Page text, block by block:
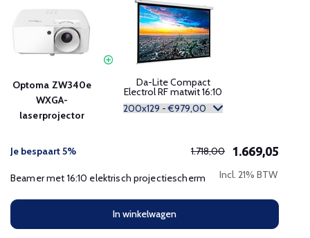
Optoma ZW340e
WXGA-
laserprojector
Da-Lite Compact
Electrol RF matwit 16:10
Je bespaart 5% 1.718,00 1.669,05
Beamer met 16:10 elektrisch projectiescherm Incl. 21% BTW
In winkelwagen